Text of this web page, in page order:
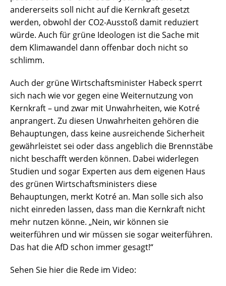
andererseits soll nicht auf die Kernkraft gesetzt
werden, obwohl der CO2-Ausstoß damit reduziert
würde. Auch für grüne Ideologen ist die Sache mit
dem Klimawandel dann offenbar doch nicht so
schlimm.
Auch der grüne Wirtschaftsminister Habeck sperrt
sich nach wie vor gegen eine Weiternutzung von
Kernkraft – und zwar mit Unwahrheiten, wie Kotré
anprangert. Zu diesen Unwahrheiten gehören die
Behauptungen, dass keine ausreichende Sicherheit
gewährleistet sei oder dass angeblich die Brennstäbe
nicht beschafft werden können. Dabei widerlegen
Studien und sogar Experten aus dem eigenen Haus
des grünen Wirtschaftsministers diese
Behauptungen, merkt Kotré an. Man solle sich also
nicht einreden lassen, dass man die Kernkraft nicht
mehr nutzen könne. „Nein, wir können sie
weiterführen und wir müssen sie sogar weiterführen.
Das hat die AfD schon immer gesagt!“
Sehen Sie hier die Rede im Video: